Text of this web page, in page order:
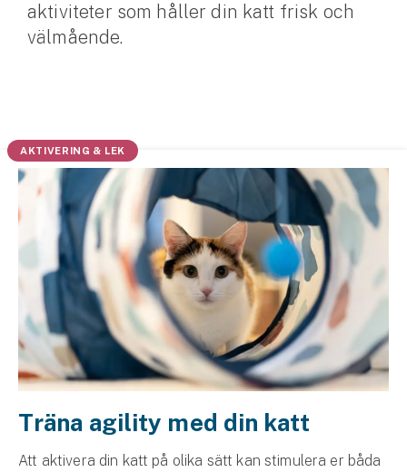
Snöskoterförsäkring
Husvagnsförsäkring
Motorcykel
Mc-försäkring
Märkesförsäkringar
Båt
Båtförsäkring
Märkesförsäkringar
Vattenskoterförsäkring
Sportfiskarna
aktiviteter som håller din katt frisk och
välmående.
AKTIVERING & LEK
Träna agility med din katt
Att aktivera din katt på olika sätt kan stimulera er båda